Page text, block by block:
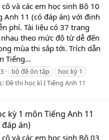
và các em học sinh Bộ 10
Anh 11 (có đáp án) với định
phí. Tài liệu có 37 trang
theo mức độ từ dễ đến
mùa thi sắp tới. Trích dẫn
Tiếng...
bộ đề ôn tập
học kỳ 1
Đề thi học kì I Tiếng Anh 11
kỳ 1 môn Tiếng Anh 11
đáp án)
và các em học sinh Bộ 03